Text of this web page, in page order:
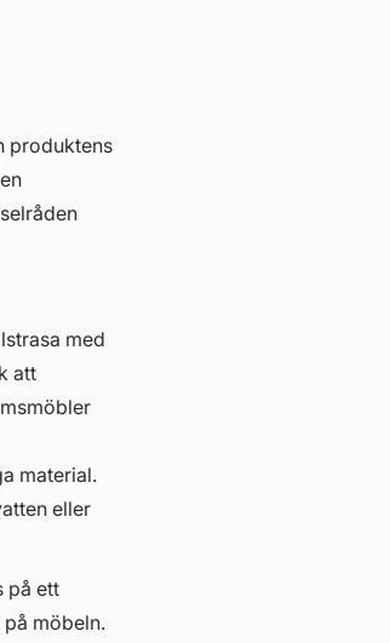
produktens
med
att
material.
eller
på ett
möbeln.